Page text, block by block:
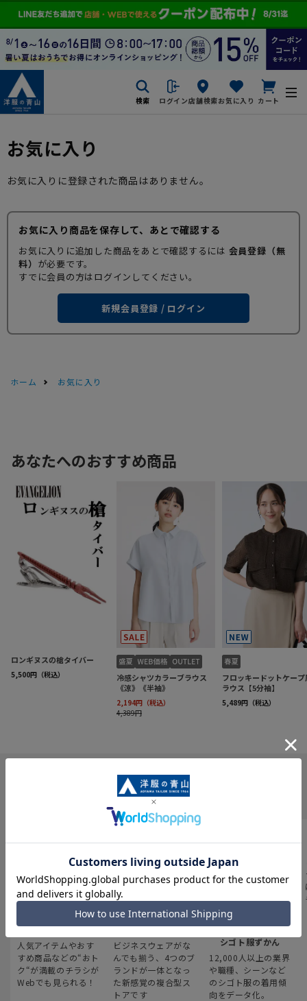
検索 ログイン店舗検索お気に入り カート
お気に入り
お気に入りに登録された商品はありません。
お気に入り商品を保存して、あとで確認する
お気に入りに追加した商品をあとで確認するには 会員登録（無
料） が必要です。
すでに会員の方はログインしてください。
新規会員登録 / ログイン
ホーム お気に入り
INFORMATION
最新のお買い得情報
人気アイテムやおす
すめ商品などの“おト
ク“が満載のチラシが
Webでも見られる！
スーツスクエア
ビジネスウェアがな
んでも揃う、4つのブ
ランドが一体となっ
た新感覚の複合型ス
トアです
みんなの
シゴト服ずかん
12,000人以上の業界
や職種、シーンなど
のシゴト服の着用傾
向をデータ化。